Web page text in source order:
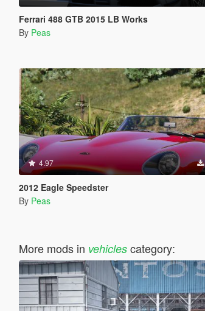
Ferrari 488 GTB 2015 LB Works
By Peas
4.97
2012 Eagle Speedster
By Peas
More mods in vehiclescategory: